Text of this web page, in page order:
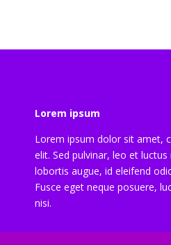
Lorem ipsum
Lorem ipsum dolor sit amet,
elit. Sed pulvinar, leo et
lobortis augue, id eleifend
Fusce eget neque posuere,
nisi.